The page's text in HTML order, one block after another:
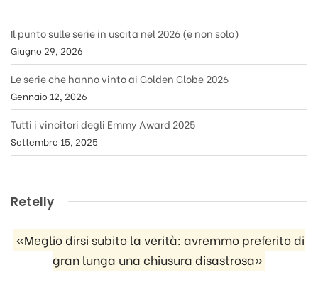
Il punto sulle serie in uscita nel 2026 (e non solo)
Giugno 29, 2026
Le serie che hanno vinto ai Golden Globe 2026
Gennaio 12, 2026
Tutti i vincitori degli Emmy Award 2025
Settembre 15, 2025
Retelly
«Meglio dirsi subito la verità: avremmo preferito di
gran lunga una chiusura disastrosa»